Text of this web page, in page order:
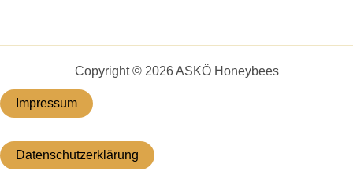
Copyright © 2026 ASKÖ Honeybees
Impressum
Datenschutzerklärung